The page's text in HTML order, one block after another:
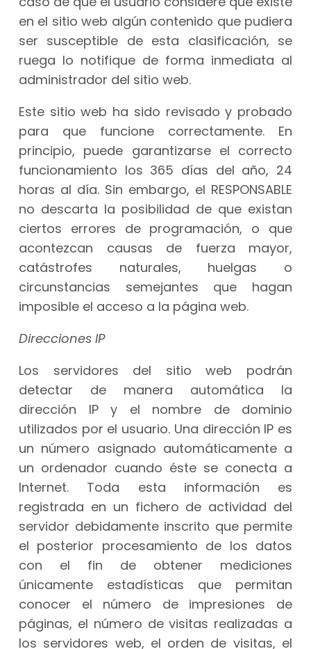
en el sitio web algún contenido que pudiera
ser susceptible de esta clasificación, se
ruega lo notifique de forma inmediata al
administrador del sitio web.
Este sitio web ha sido revisado y probado
para que funcione correctamente. En
principio, puede garantizarse el correcto
funcionamiento los 365 días del año, 24
horas al día. Sin embargo, el RESPONSABLE
no descarta la posibilidad de que existan
ciertos errores de programación, o que
acontezcan causas de fuerza mayor,
catástrofes naturales, huelgas o
circunstancias semejantes que hagan
imposible el acceso a la página web.
Direcciones IP
Los servidores del sitio web podrán
detectar de manera automática la
dirección IP y el nombre de dominio
utilizados por el usuario. Una dirección IP es
un número asignado automáticamente a
un ordenador cuando éste se conecta a
Internet. Toda esta información es
registrada en un fichero de actividad del
servidor debidamente inscrito que permite
el posterior procesamiento de los datos
con el fin de obtener mediciones
únicamente estadísticas que permitan
conocer el número de impresiones de
páginas, el número de visitas realizadas a
los servidores web, el orden de visitas, el